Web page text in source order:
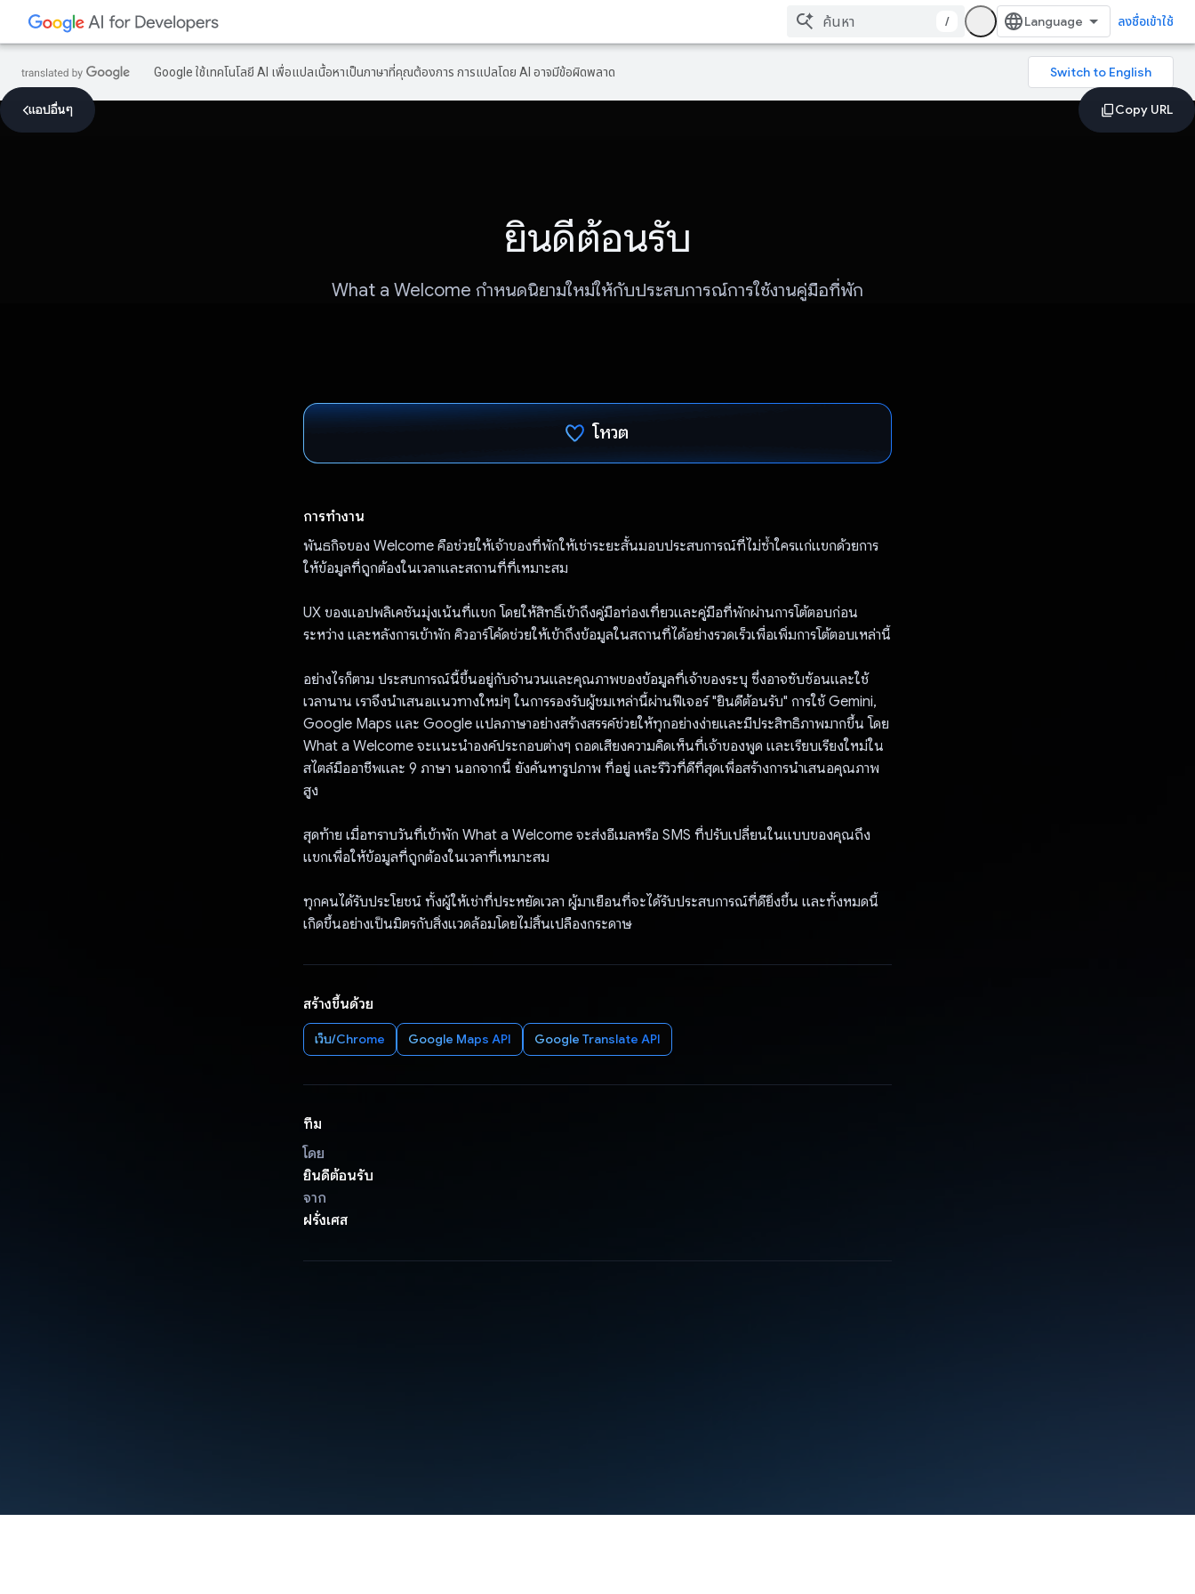
/ ลงชื่อเข้าใช้
Google ใช้เทคโนโลยี AI เพื่อแปลเนื้อหาเป็นภาษาที่คุณต้องการ การแปลโดย AI อาจมีข้อผิดพลาด
แอปอื่นๆ
ยินดีต้อนรับ
What a Welcome กำหนดนิยามใหม่ให้กับประสบการณ์การใช้งานคู่มือที่พัก
โหวต
การทำงาน
พันธกิจของ Welcome คือช่วยให้เจ้าของที่พักให้เช่าระยะสั้นมอบประสบการณ์ที่ไม่ซ้ำใครแก่แขกด้วยการ
ให้ข้อมูลที่ถูกต้องในเวลาและสถานที่ที่เหมาะสม
UX ของแอปพลิเคชันมุ่งเน้นที่แขก โดยให้สิทธิ์เข้าถึงคู่มือท่องเที่ยวและคู่มือที่พักผ่านการโต้ตอบก่อน
ระหว่าง และหลังการเข้าพัก คิวอาร์โค้ดช่วยให้เข้าถึงข้อมูลในสถานที่ได้อย่างรวดเร็วเพื่อเพิ่มการโต้ตอบเหล่านี้
อย่างไรก็ตาม ประสบการณ์นี้ขึ้นอยู่กับจำนวนและคุณภาพของข้อมูลที่เจ้าของระบุ ซึ่งอาจซับซ้อนและใช้
เวลานาน เราจึงนำเสนอแนวทางใหม่ๆ ในการรองรับผู้ชมเหล่านี้ผ่านฟีเจอร์ "ยินดีต้อนรับ" การใช้ Gemini,
Google Maps และ Google แปลภาษาอย่างสร้างสรรค์ช่วยให้ทุกอย่างง่ายและมีประสิทธิภาพมากขึ้น โดย
What a Welcome จะแนะนำองค์ประกอบต่างๆ ถอดเสียงความคิดเห็นที่เจ้าของพูด และเรียบเรียงใหม่ใน
สไตล์มืออาชีพและ 9 ภาษา นอกจากนี้ ยังค้นหารูปภาพ ที่อยู่ และรีวิวที่ดีที่สุดเพื่อสร้างการนำเสนอคุณภาพ
สูง
สุดท้าย เมื่อทราบวันที่เข้าพัก What a Welcome จะส่งอีเมลหรือ SMS ที่ปรับเปลี่ยนในแบบของคุณถึง
แขกเพื่อให้ข้อมูลที่ถูกต้องในเวลาที่เหมาะสม
ทุกคนได้รับประโยชน์ ทั้งผู้ให้เช่าที่ประหยัดเวลา ผู้มาเยือนที่จะได้รับประสบการณ์ที่ดียิ่งขึ้น และทั้งหมดนี้
เกิดขึ้นอย่างเป็นมิตรกับสิ่งแวดล้อมโดยไม่สิ้นเปลืองกระดาษ
สร้างขึ้นด้วย
เว็บ/Chrome Google Maps API Google Translate API
ทีม
โดย
ยินดีต้อนรับ
จาก
ฝรั่งเศส